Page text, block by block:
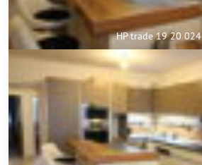
HP trade 19 20 024